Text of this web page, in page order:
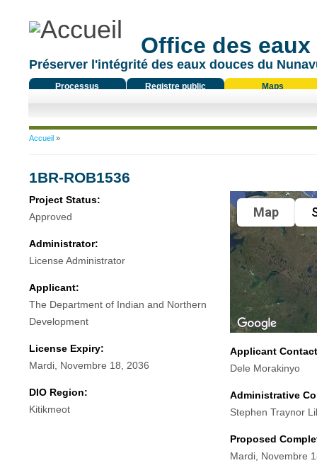
Office des
Préserver l'intégrité des eaux douces du
Processus
Registre public Maps
Vous êtes ici
Accueil»
1BR-ROB1536
Project Status:
Approved
Administrator:
License Administrator
Applicant:
The Department of Indian and Northern
Development
License Expiry:
Mardi, Novembre 18, 2036
DIO Region:
Kitikmeot
Map
Applicant
Dele Morakinyo
Administrative
Stephen Traynor
Proposed
Mardi, Novembre